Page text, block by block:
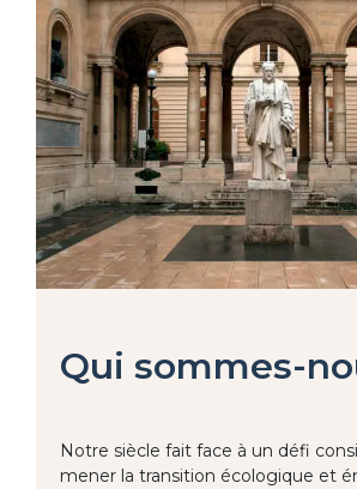
Qui sommes-
Notre siècle fait face à un défi
mener la transition écologique et